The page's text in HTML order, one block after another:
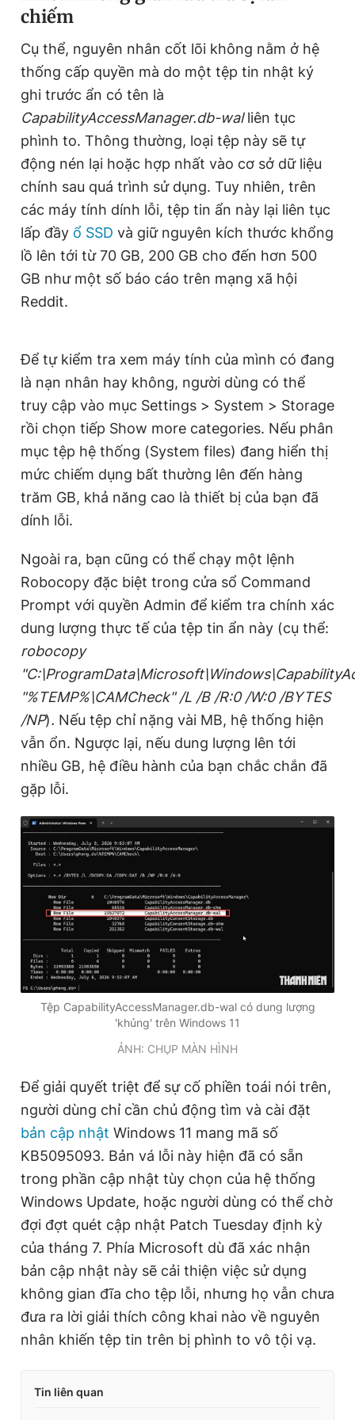
Giấy phép xuất bản số 110/GP - BTTTT cấp ngày 24.3.2020
chép dưới mọi hình thức nếu không có sự chấp thuận bằng văn
bản. Phát triển bởi ePi Technologies, JSC.
chiếm
Cụ thể, nguyên nhân cốt lõi không nằm ở hệ
thống cấp quyền mà do một tệp tin nhật ký
ghi trước ẩn có tên là
CapabilityAccessManager.db-walliên tục
phình to. Thông thường, loại tệp này sẽ tự
động nén lại hoặc hợp nhất vào cơ sở dữ liệu
chính sau quá trình sử dụng. Tuy nhiên, trên
các máy tính dính lỗi, tệp tin ẩn này lại liên tục
lấp đầy ổ SSD và giữ nguyên kích thước khổng
lồ lên tới từ 70 GB, 200 GB cho đến hơn 500
GB như một số báo cáo trên mạng xã hội
Reddit.
Để tự kiểm tra xem máy tính của mình có đang
là nạn nhân hay không, người dùng có thể
truy cập vào mục Settings > System > Storage
rồi chọn tiếp Show more categories. Nếu phân
mục tệp hệ thống (System files) đang hiển thị
mức chiếm dụng bất thường lên đến hàng
trăm GB, khả năng cao là thiết bị của bạn đã
dính lỗi.
Ngoài ra, bạn cũng có thể chạy một lệnh
Robocopy đặc biệt trong cửa sổ Command
Prompt với quyền Admin để kiểm tra chính xác
dung lượng thực tế của tệp tin ẩn này (cụ thể:
robocopy
"%TEMP%\CAMCheck" /L /B /R:0 /W:0 /BYTES
/NP). Nếu tệp chỉ nặng vài MB, hệ thống hiện
vẫn ổn. Ngược lại, nếu dung lượng lên tới
nhiều GB, hệ điều hành của bạn chắc chắn đã
gặp lỗi.
Tệp CapabilityAccessManager.db-wal có dung lượng
'khủng' trên Windows 11
ẢNH: CHỤP MÀN HÌNH
Để giải quyết triệt để sự cố phiền toái nói trên,
người dùng chỉ cần chủ động tìm và cài đặt
bản cập nhật Windows 11 mang mã số
KB5095093. Bản vá lỗi này hiện đã có sẵn
trong phần cập nhật tùy chọn của hệ thống
Windows Update, hoặc người dùng có thể chờ
đợi đợt quét cập nhật Patch Tuesday định kỳ
của tháng 7. Phía Microsoft dù đã xác nhận
bản cập nhật này sẽ cải thiện việc sử dụng
không gian đĩa cho tệp lỗi, nhưng họ vẫn chưa
đưa ra lời giải thích công khai nào về nguyên
nhân khiến tệp tin trên bị phình to vô tội vạ.
Tin liên quan